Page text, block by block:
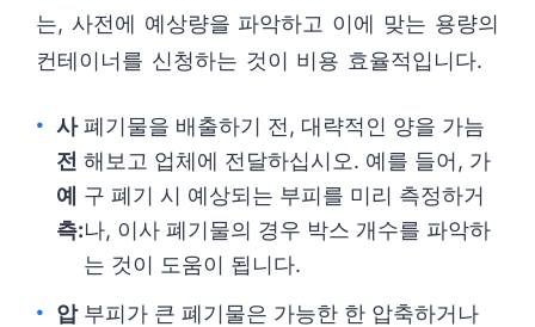
는, 사전에 예상량을 파악하고 이에 맞는 용량의
컨테이너를 신청하는 것이 비용 효율적입니다.
사
전
예
측:
폐기물을 배출하기 전, 대략적인 양을 가늠
해보고 업체에 전달하십시오. 예를 들어, 가
구 폐기 시 예상되는 부피를 미리 측정하거
나, 이사 폐기물의 경우 박스 개수를 파악하
는 것이 도움이 됩니다.
압 부피가 큰 폐기물은 가능한 한 압축하거나